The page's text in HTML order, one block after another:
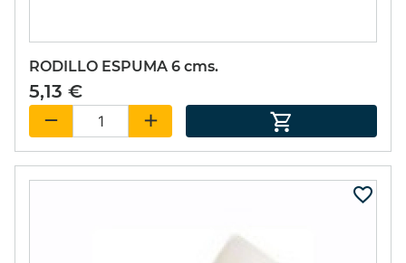
RODILLO ESPUMA 6 cms.
5,13 €